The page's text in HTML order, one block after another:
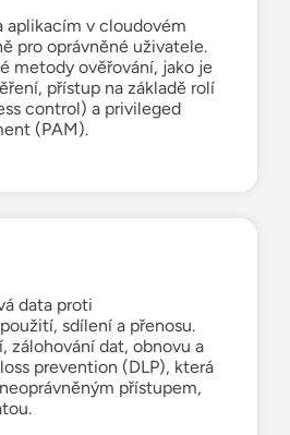
aplikacím v cloudovém
pro oprávněné uživatele.
metody ověřování, jako je
přístup na základě rolí
control) a privileged
(PAM).
data proti
sdílení a přenosu.
zálohování dat, obnovu a
prevention (DLP), která
přístupem,